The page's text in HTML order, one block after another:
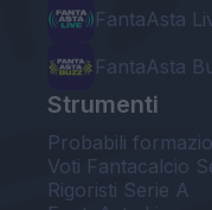
FantaAsta
FantaAsta
Strumenti
Probabili
Voti Fantacalcio
Rigoristi Serie A